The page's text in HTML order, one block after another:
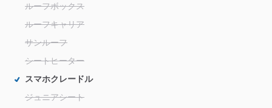
ルーフボックス
ルーフキャリア
サンルーフ
シートヒーター
スマホクレードル
ジュニアシート